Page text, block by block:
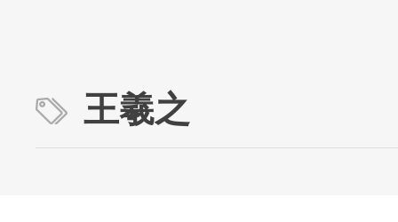
王羲之